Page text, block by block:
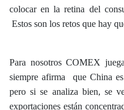
colocar en la retina del
Estos son los retos que hay
Para nosotros COMEX
siempre afirma que China
pero si se analiza bien, se
exportaciones están